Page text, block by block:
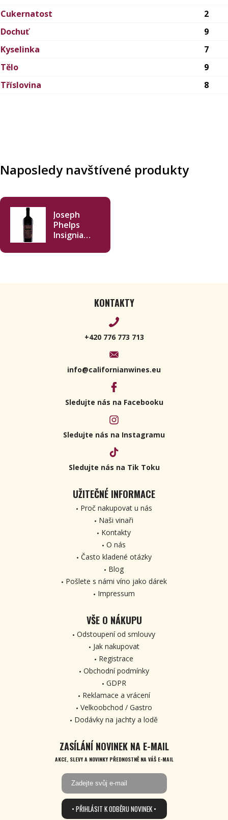
Cukernatost
2
Dochuť
9
Kyselinka
7
Tělo
9
Tříslovina
8
Naposledy navštívené produkty
Joseph
Phelps
Insignia
KONTAKTY
+420 776 773 713
info@californianwines.eu
Sledujte nás na Facebooku
Sledujte nás na Instagramu
Sledujte nás na Tik Toku
UŽITEČNÉ INFORMACE
Proč nakupovat u nás
Naši vinaři
Kontakty
O nás
Často kladené otázky
Blog
Pošlete s námi víno jako dárek
Impressum
VŠE O NÁKUPU
Odstoupení od smlouvy
Jak nakupovat
Registrace
Obchodní podmínky
GDPR
Reklamace a vrácení
Velkoobchod / Gastro
Dodávky na jachty a lodě
ZASÍLÁNÍ NOVINEK NA E-MAIL
AKCE, SLEVY A NOVINKY PŘEDNOSTNĚ NA VÁŠ E-MAIL
• PŘIHLÁSIT K ODBĚRU NOVINEK •